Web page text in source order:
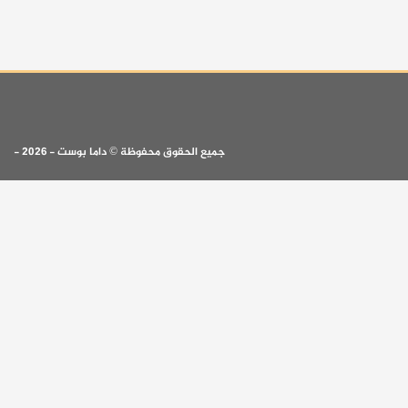
جميع الحقوق محفوظة © داما بوست - 2026 -